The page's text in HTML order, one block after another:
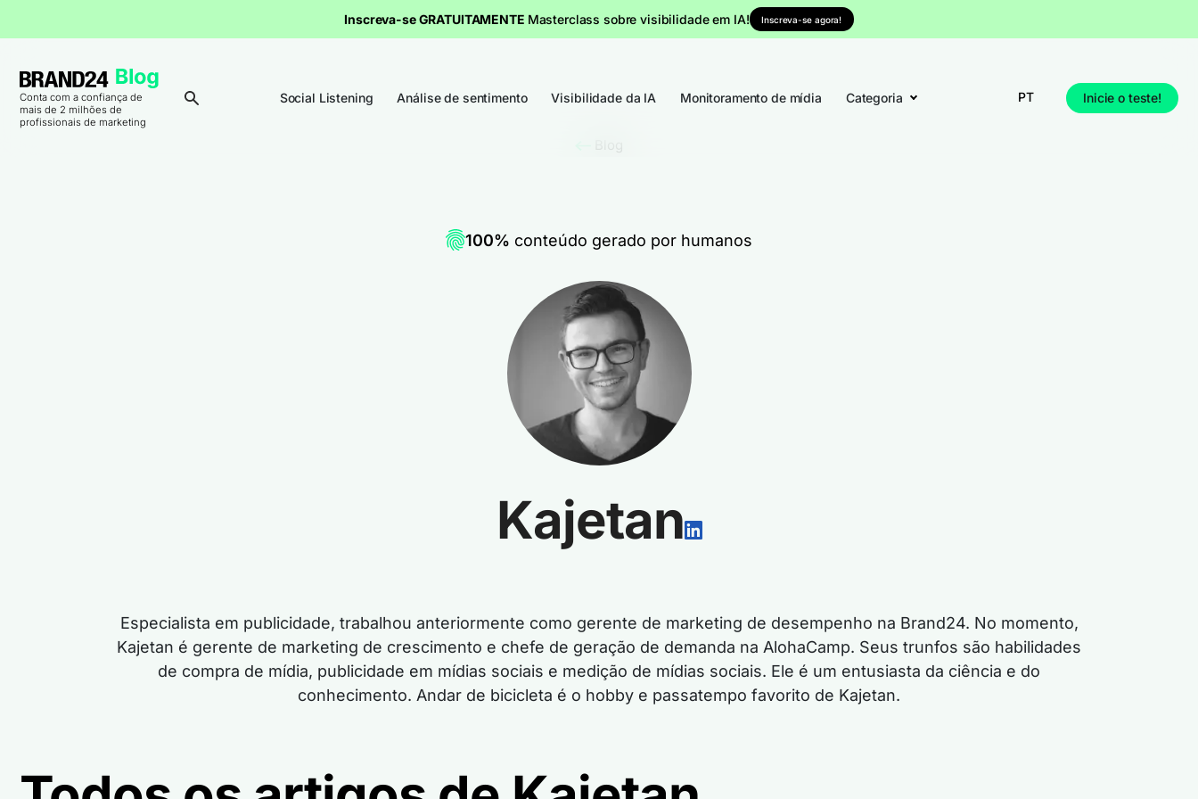
Inscreva-se GRATUITAMENTE Masterclass sobre visibilidade em IA! Inscreva-se agora!
Conta com a confiança de
mais de 2 milhões de
profissionais de marketing
Social Listening Análise de sentimento Visibilidade da IA Monitoramento de mídia Categoria PT Inicie o teste!
100% conteúdo gerado por humanos
Kajetan
Especialista em publicidade, trabalhou anteriormente como gerente de marketing de desempenho na Brand24. No momento,
Kajetan é gerente de marketing de crescimento e chefe de geração de demanda na AlohaCamp. Seus trunfos são habilidades
de compra de mídia, publicidade em mídias sociais e medição de mídias sociais. Ele é um entusiasta da ciência e do
conhecimento. Andar de bicicleta é o hobby e passatempo favorito de Kajetan.